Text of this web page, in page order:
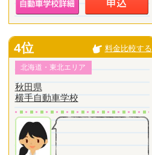
4位 料金比較する
北海道・東北エリア
秋田県
横手自動車学校